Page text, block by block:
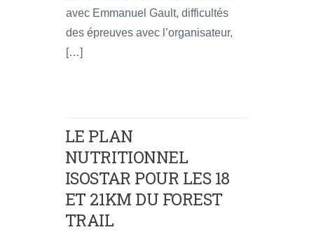
avec Emmanuel Gault, difficultés
des épreuves avec l’organisateur,
[…]
LE PLAN
NUTRITIONNEL
ISOSTAR POUR LES 18
ET 21KM DU FOREST
TRAIL